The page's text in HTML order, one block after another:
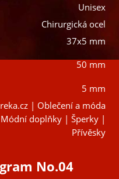
Unisex
Chirurgická ocel
37x5 mm
50 mm
5 mm
| Oblečení a móda
doplňky | Šperky |
Přívěsky
No.04